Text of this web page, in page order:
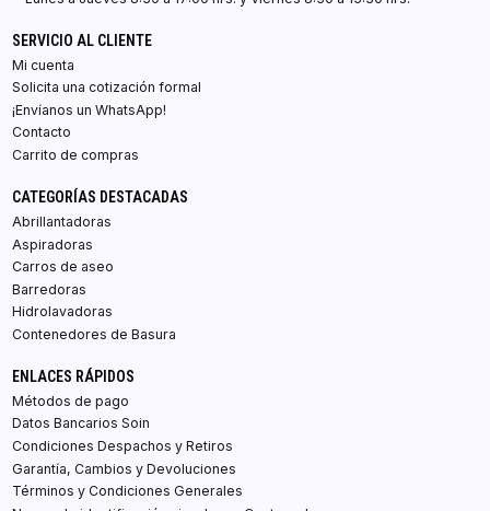
SERVICIO AL CLIENTE
Mi cuenta
Solicita una cotización formal
¡Envíanos un WhatsApp!
Contacto
Carrito de compras
CATEGORÍAS DESTACADAS
Abrillantadoras
Aspiradoras
Carros de aseo
Barredoras
Hidrolavadoras
Contenedores de Basura
ENLACES RÁPIDOS
Métodos de pago
Datos Bancarios Soin
Condiciones Despachos y Retiros
Garantía, Cambios y Devoluciones
Términos y Condiciones Generales